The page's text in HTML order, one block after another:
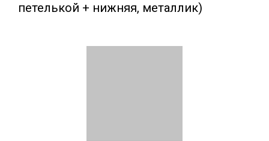
петелькой + нижняя, металлик)